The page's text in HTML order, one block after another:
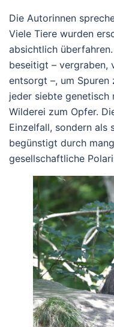
Die Autorinnen
Viele Tiere wurden
absichtlich
beseitigt – vergraben,
entsorgt –, um
jeder siebte genetisch
Wilderei zum Opfer.
Einzelfall, sondern als
begünstigt durch
gesellschaftliche